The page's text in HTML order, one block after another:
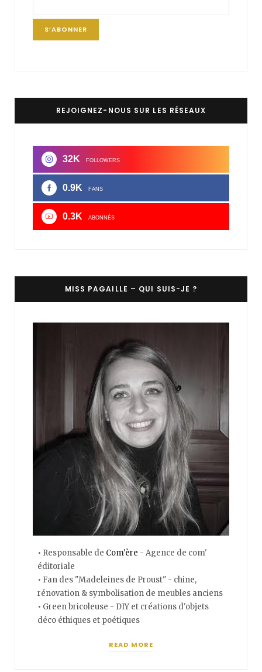
REJOIGNEZ-NOUS SUR LES RÉSEAUX
32K FOLLOWERS
0.9K FANS
0.3K ABONNÉS
MISS PAGAILLE – QUI SUIS-JE ?
• Responsable de Com'ère - Agence de com'
éditoriale
• Fan des "Madeleines de Proust" - chine,
rénovation & symbolisation de meubles anciens
• Green bricoleuse - DIY et créations d'objets
déco éthiques et poétiques
READ MORE